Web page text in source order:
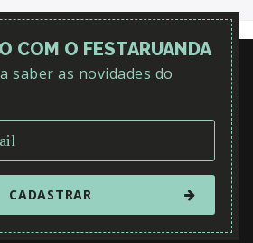
COM O FESTARUANDA
saber as novidades do